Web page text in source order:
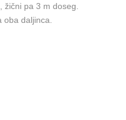
žični pa 3 m doseg.
daljinca.